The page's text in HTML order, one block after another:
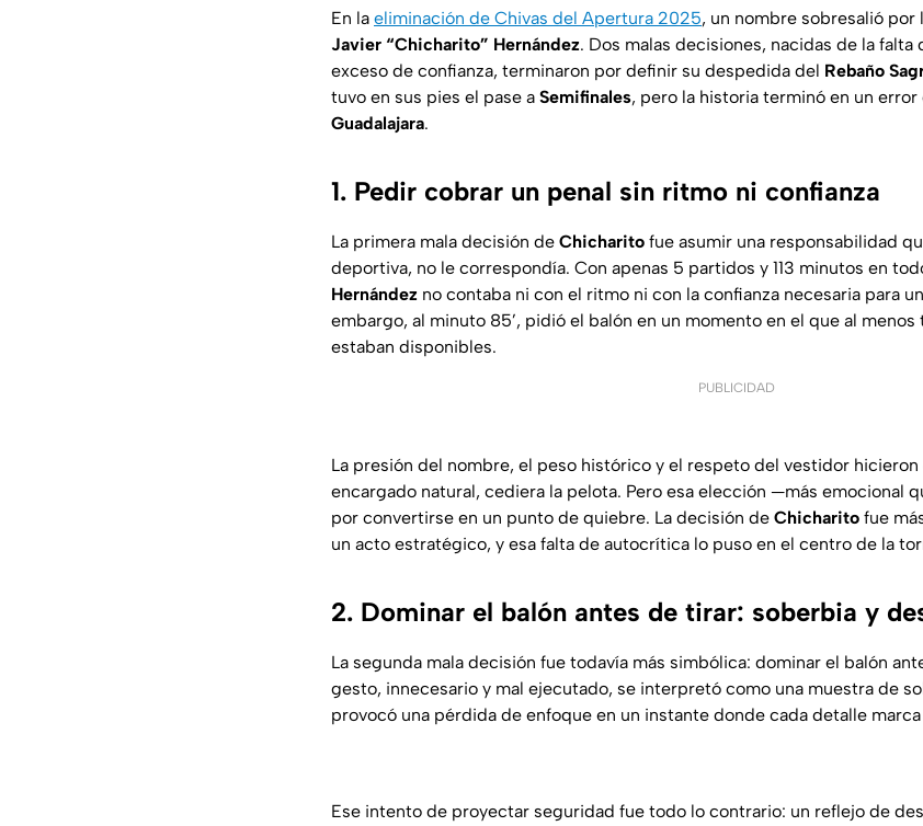
En la eliminación de Chivas del Apertura 2025, un nombre sobresalió por
Javier “Chicharito” Hernández. Dos malas decisiones, nacidas de la falta
exceso de confianza, terminaron por definir su despedida del Rebaño
tuvo en sus pies el pase a Semifinales, pero la historia terminó en un
Guadalajara.
1. Pedir cobrar un penal sin ritmo ni confianza
La primera mala decisión de Chicharito fue asumir una responsabilidad
deportiva, no le correspondía. Con apenas 5 partidos y 113 minutos en
Hernández no contaba ni con el ritmo ni con la confianza necesaria para
embargo, al minuto 85’, pidió el balón en un momento en el que al
estaban disponibles.
PUBLICIDAD
La presión del nombre, el peso histórico y el respeto del vestidor hicieron
encargado natural, cediera la pelota. Pero esa elección —más emocional
por convertirse en un punto de quiebre. La decisión de Chicharito fue
un acto estratégico, y esa falta de autocrítica lo puso en el centro de la
2. Dominar el balón antes de tirar: soberbia y
La segunda mala decisión fue todavía más simbólica: dominar el balón
gesto, innecesario y mal ejecutado, se interpretó como una muestra de
provocó una pérdida de enfoque en un instante donde cada detalle
Ese intento de proyectar seguridad fue todo lo contrario: un reflejo de